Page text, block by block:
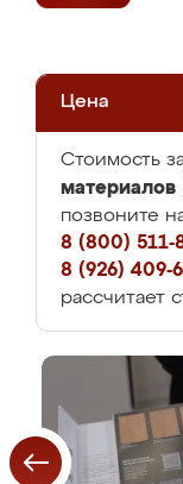
Цена
Стоимость
материалов
позвоните
8 (800) 511-
8 (926) 409-
рассчитает